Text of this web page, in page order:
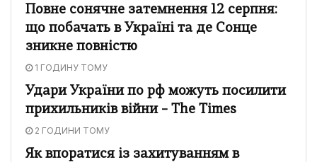
Повне сонячне затемнення 12 серпня:
що побачать в Україні та де Сонце
зникне повністю
1 ГОДИНУ ТОМУ
Удари України по рф можуть посилити
прихильників війни – The Times
2 ГОДИНИ ТОМУ
Як впоратися із захитуванням в